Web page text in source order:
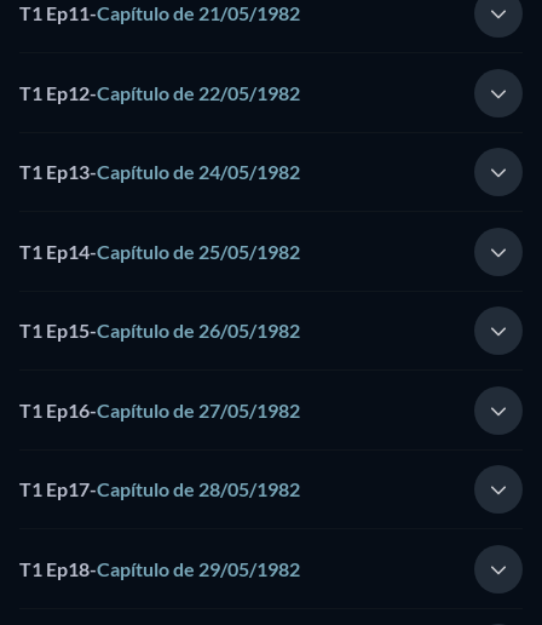
T1 Ep11-Capítulo de 21/05/1982
T1 Ep12-Capítulo de 22/05/1982
T1 Ep13-Capítulo de 24/05/1982
T1 Ep14-Capítulo de 25/05/1982
T1 Ep15-Capítulo de 26/05/1982
T1 Ep16-Capítulo de 27/05/1982
T1 Ep17-Capítulo de 28/05/1982
T1 Ep18-Capítulo de 29/05/1982